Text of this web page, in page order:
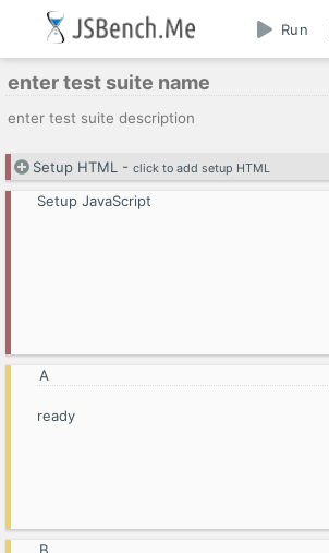
Run
Setup HTML - click to add setup HTML
Setup JavaScript
ready